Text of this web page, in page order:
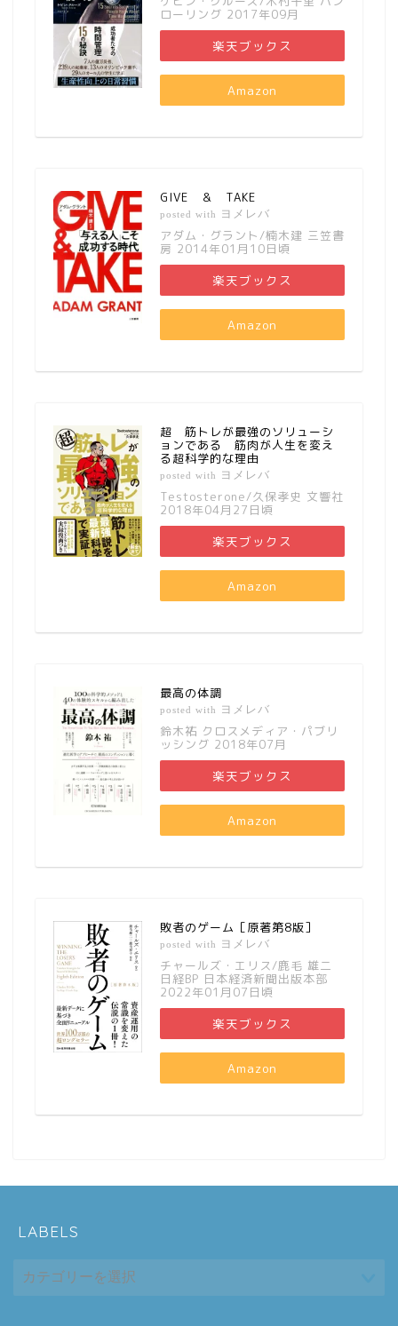
ローリング 2017年09月
楽天ブックス
Amazon
GIVE ＆ TAKE
posted with ヨメレバ
アダム・グラント/楠木建 三笠書
房 2014年01月10日頃
楽天ブックス
Amazon
超 筋トレが最強のソリューシ
ョンである 筋肉が人生を変え
る超科学的な理由
posted with ヨメレバ
Testosterone/久保孝史 文響社
2018年04月27日頃
楽天ブックス
Amazon
最高の体調
posted with ヨメレバ
鈴木祐 クロスメディア・パブリ
ッシング 2018年07月
楽天ブックス
Amazon
敗者のゲーム［原著第8版］
posted with ヨメレバ
チャールズ・エリス/鹿毛 雄二
日経BP 日本経済新聞出版本部
2022年01月07日頃
楽天ブックス
Amazon
LABELS